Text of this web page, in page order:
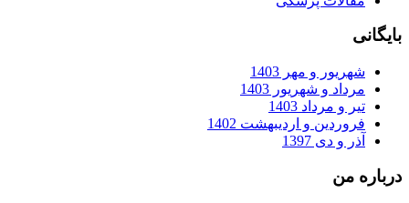
بایگانی
شهریور و مهر 1403
مرداد و شهریور 1403
تیر و مرداد 1403
فروردین و اردیبهشت 1402
آذر و دی 1397
درباره من